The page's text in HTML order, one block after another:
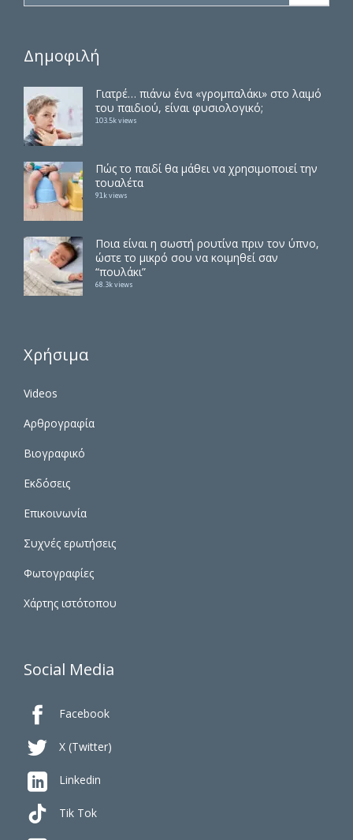
Δημοφιλή
Γιατρέ… πιάνω ένα «γρομπαλάκι» στο λαιμό
του παιδιού, είναι φυσιολογικό;
103.5k views
Πώς το παιδί θα μάθει να χρησιμοποιεί την
τουαλέτα
91k views
Ποια είναι η σωστή ρουτίνα πριν τον ύπνο,
ώστε το μικρό σου να κοιμηθεί σαν
“πουλάκι”
68.3k views
Χρήσιμα
Videos
Αρθρογραφία
Βιογραφικό
Εκδόσεις
Επικοινωνία
Συχνές ερωτήσεις
Φωτογραφίες
Χάρτης ιστότοπου
Social Media
 Facebook
 X (Twitter)
 Linkedin
Tik Tok